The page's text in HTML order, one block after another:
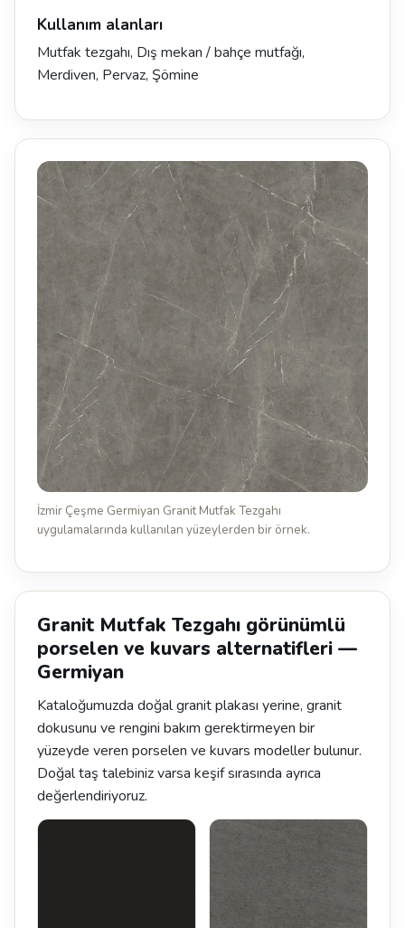
Kullanım alanları
Mutfak tezgahı, Dış mekan / bahçe mutfağı,
Merdiven, Pervaz, Şömine
İzmir Çeşme Germiyan Granit Mutfak Tezgahı
uygulamalarında kullanılan yüzeylerden bir örnek.
Granit Mutfak Tezgahı görünümlü
porselen ve kuvars alternatifleri —
Germiyan
Kataloğumuzda doğal granit plakası yerine, granit
dokusunu ve rengini bakım gerektirmeyen bir
yüzeyde veren porselen ve kuvars modeller bulunur.
Doğal taş talebiniz varsa keşif sırasında ayrıca
değerlendiriyoruz.